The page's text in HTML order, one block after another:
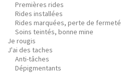
Premières rides
Rides installées
Rides marquées, perte de fermeté
Soins teintés, bonne mine
Je rougis
J'ai des taches
Anti-tâches
Dépigmentants